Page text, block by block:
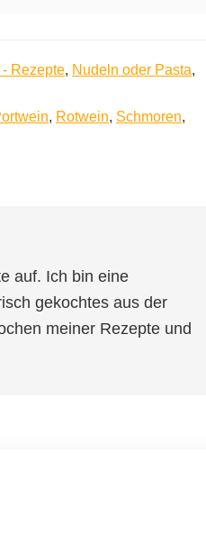
- Rezepte, Nudeln oder Pasta,
, Rotwein, Schmoren,
auf. Ich bin eine
gekochtes aus der
meiner Rezepte und